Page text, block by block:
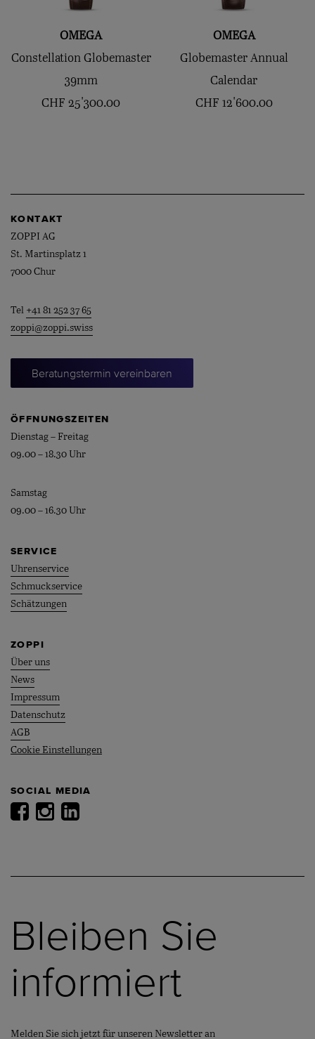
OMEGA
Constellation Globemaster
39mm
CHF 25'300.00
OMEGA
Globemaster Annual
Calendar
CHF 12'600.00
KONTAKT
ZOPPI AG
St. Martinsplatz 1
7000 Chur
Tel +41 81 252 37 65
zoppi@zoppi.swiss
Beratungstermin vereinbaren
ÖFFNUNGSZEITEN
Dienstag – Freitag
09.00 – 18.30 Uhr
Samstag
09.00 – 16.30 Uhr
SERVICE
Uhrenservice
Schmuckservice
Schätzungen
ZOPPI
Über uns
News
Impressum
Datenschutz
AGB
Cookie Einstellungen
SOCIAL MEDIA
Bleiben Sie
informiert
Melden Sie sich jetzt für unseren Newsletter an